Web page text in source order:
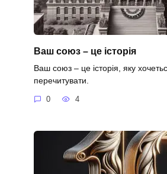
Ваш союз – це історія
Ваш союз – це історія, яку
перечитувати.
0 4